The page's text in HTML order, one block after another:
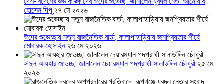
হোসেন দিপু ২৭ মে ২০২৬
ঈদের শুভেচ্ছায় নতুন রাজনৈতিক বার্তা, কালাপাহাড়িয়ায় জনপ্রিয়তার শীর্ষে
মোবারক হোসাইন ২৬ মে ২০২৬
ঈদুল আযহার শুভেচ্ছা জানালেন চেয়ারম্যান পদপ্রার্থী সালাউদ্দিন চৌধুরী ২৫ মে
২০২৬